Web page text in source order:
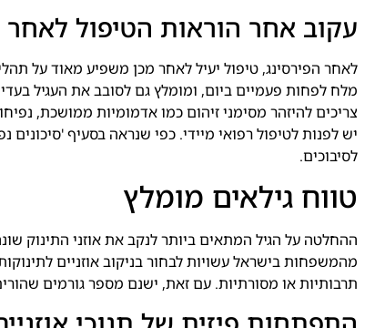
עקוב אחר הוראות הטיפול לאחר
לאחר הפירסינג, טיפול יעיל לאחר מכן משפיע מאוד על
מלח לפחות פעמיים ביום, ומומלץ גם לסובב את העגיל
צריכים להיזהר מסימני זיהום כמו אדמומיות ממושכת,
יש לפנות לטיפול רפואי מיידי. כפי שנראה בסעיף 'סיכונים
לסיבוכים.
טווח גילאים מומלץ
ההחלטה על הגיל המתאים ביותר לנקב את אוזני התינוק
מהמשפחות בישראל עשויות לבחור בניקוב אוזניים
תרבותיות או מסורתיות. עם זאת, ישנם מספר גורמים